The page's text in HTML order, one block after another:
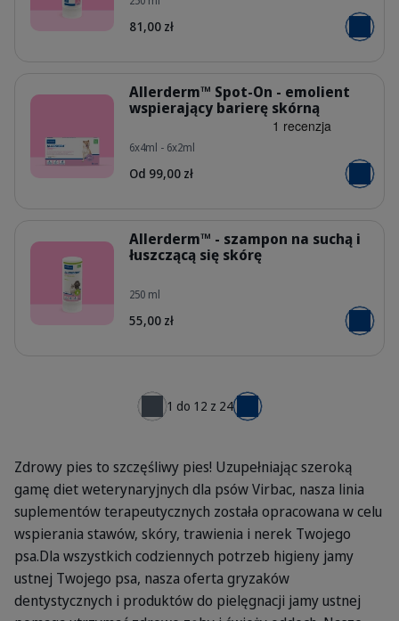
81,00 zł Dodaj
Allerderm™ Spot-On - emolient
wspierający barierę skórną
6x4ml - 6x2ml
Od 99,00 zł Dodaj
Allerderm™ - szampon na suchą i
łuszczącą się skórę
250 ml
55,00 zł Dodaj
← Poprzednia
1 do 12 z 24
Dalej →
Zdrowy pies to szczęśliwy pies! Uzupełniając szeroką
gamę diet weterynaryjnych dla psów Virbac, nasza linia
suplementów terapeutycznych została opracowana w celu
wspierania stawów, skóry, trawienia i nerek Twojego
psa.Dla wszystkich codziennych potrzeb higieny jamy
ustnej Twojego psa, nasza oferta gryzaków
dentystycznych i produktów do pielęgnacji jamy ustnej